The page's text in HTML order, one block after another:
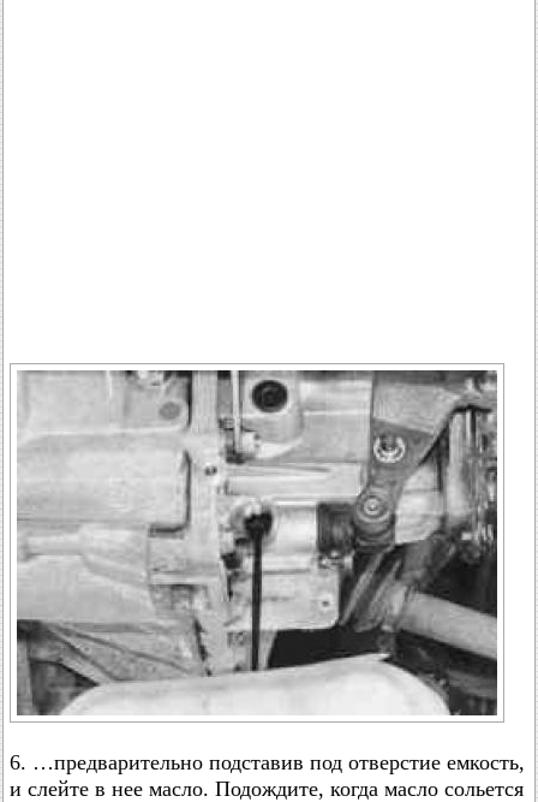
6. …предварительно подставив под отверстие емкость,
и слейте в нее масло. Подождите, когда масло сольется